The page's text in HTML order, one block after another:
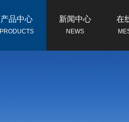
产品中心
PRODUCTS
新闻中心
NEWS
在